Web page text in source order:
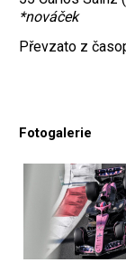
*nováček
Převzato z
Fotogalerie